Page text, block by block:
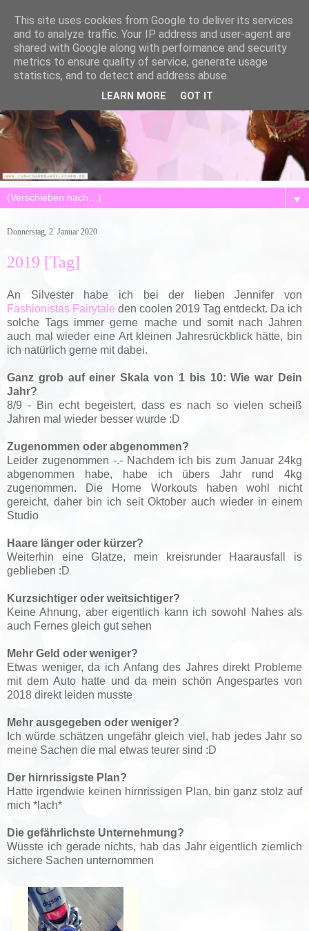
▼
Donnerstag, 2. Januar 2020
2019 [Tag]
An Silvester habe ich bei der lieben Jennifer von
Fashionistas Fairytale den coolen 2019 Tag entdeckt. Da ich
solche Tags immer gerne mache und somit nach Jahren
auch mal wieder eine Art kleinen Jahresrückblick hätte, bin
ich natürlich gerne mit dabei.
Ganz grob auf einer Skala von 1 bis 10: Wie war Dein
Jahr?
8/9 - Bin echt begeistert, dass es nach so vielen scheiß
Jahren mal wieder besser wurde :D
Zugenommen oder abgenommen?
Leider zugenommen -.- Nachdem ich bis zum Januar 24kg
abgenommen habe, habe ich übers Jahr rund 4kg
zugenommen. Die Home Workouts haben wohl nicht
gereicht, daher bin ich seit Oktober auch wieder in einem
Studio
Haare länger oder kürzer?
Weiterhin eine Glatze, mein kreisrunder Haarausfall is
geblieben :D
Kurzsichtiger oder weitsichtiger?
Keine Ahnung, aber eigentlich kann ich sowohl Nahes als
auch Fernes gleich gut sehen
Mehr Geld oder weniger?
Etwas weniger, da ich Anfang des Jahres direkt Probleme
mit dem Auto hatte und da mein schön Angespartes von
2018 direkt leiden musste
Mehr ausgegeben oder weniger?
Ich würde schätzen ungefähr gleich viel, hab jedes Jahr so
meine Sachen die mal etwas teurer sind :D
Der hirnrissigste Plan?
Hatte irgendwie keinen hirnrissigen Plan, bin ganz stolz auf
mich *lach*
Die gefährlichste Unternehmung?
Wüsste ich gerade nichts, hab das Jahr eigentlich ziemlich
sichere Sachen unternommen
This site uses cookies from Google to deliver its services
and to analyze traffic. Your IP address and user-agent are
shared with Google along with performance and security
metrics to ensure quality of service, generate usage
statistics, and to detect and address abuse.
LEARN MORE GOT IT